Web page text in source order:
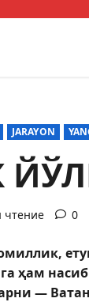
JARAYON
чтение 0
ҳам
—